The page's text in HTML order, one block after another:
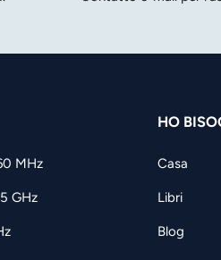
MHz
GHz
HO
Casa
Libri
Blog